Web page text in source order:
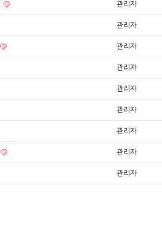
관리자
관리자
관리자
관리자
관리자
관리자
관리자
관리자
관리자